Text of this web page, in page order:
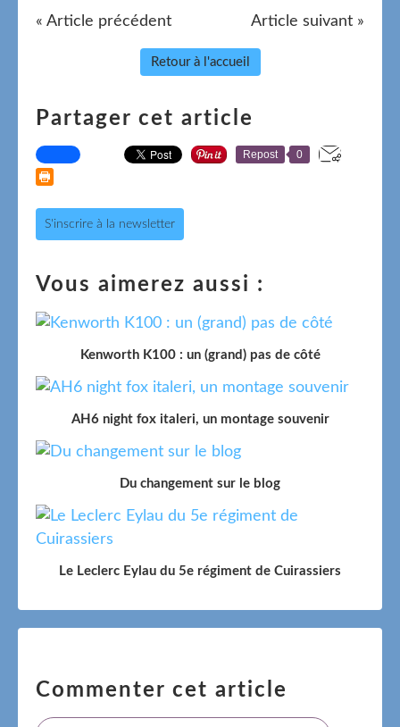
« Article précédent Article suivant »
Retour à l'accueil
Partager cet article
Repost 0
S'inscrire à la newsletter
Vous aimerez aussi :
Kenworth K100 : un (grand) pas de côté
AH6 night fox italeri, un montage souvenir
Du changement sur le blog
Le Leclerc Eylau du 5e régiment de Cuirassiers
Commenter cet article